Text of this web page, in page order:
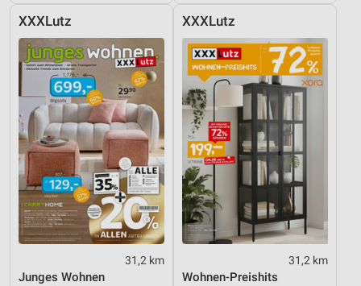
XXXLutz
31,2 km
Junges Wohnen
XXXLutz
31,2 km
Wohnen-Preishits